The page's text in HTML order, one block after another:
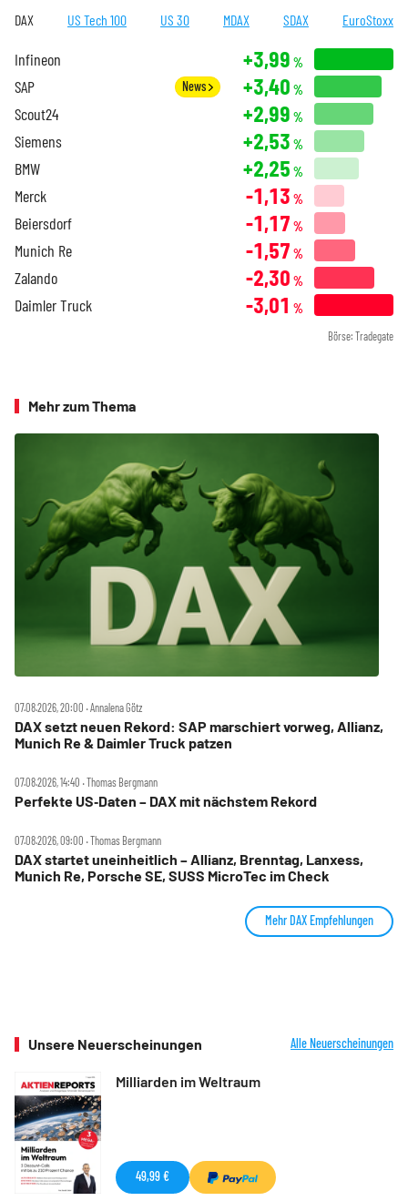
DAX US Tech 100 US 30 MDAX SDAX EuroStoxx
Infineon +3,99 %
SAP News +3,40 %
Scout24 +2,99 %
Siemens +2,53 %
BMW +2,25 %
Merck -1,13 %
Beiersdorf -1,17 %
Munich Re -1,57 %
Zalando -2,30 %
Daimler Truck -3,01 %
Börse: Tradegate
Mehr zum Thema
07.08.2026, 20:00 ‧ Annalena Götz
DAX setzt neuen Rekord: SAP marschiert vorweg, Allianz,
Munich Re & Daimler Truck patzen
07.08.2026, 14:40 ‧ Thomas Bergmann
Perfekte US‑Daten – DAX mit nächstem Rekord
07.08.2026, 09:00 ‧ Thomas Bergmann
DAX startet uneinheitlich – Allianz, Brenntag, Lanxess,
Munich Re, Porsche SE, SUSS MicroTec im Check
Mehr DAX Empfehlungen
Unsere Neuerscheinungen Alle Neuerscheinungen
Milliarden im Weltraum
49,99 €